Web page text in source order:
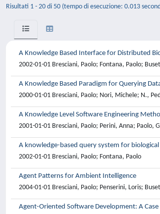
Risultati 1 - 20 di 50 (tempo di esecuzione: 0.013
A Knowledge Based Interface for Distributed
2002-01-01 Bresciani, Paolo; Fontana, Paolo;
A Knowledge Based Paradigm for Querying
2000-01-01 Bresciani, Paolo; Nori, Michele; N.,
A Knowledge Level Software Engineering
2001-01-01 Bresciani, Paolo; Perini, Anna; Paolo,
A knowledge-based query system for biological
2002-01-01 Bresciani, Paolo; Fontana, Paolo
Agent Patterns for Ambient Intelligence
2004-01-01 Bresciani, Paolo; Penserini, Loris;
Agent-Oriented Software Development: A Case